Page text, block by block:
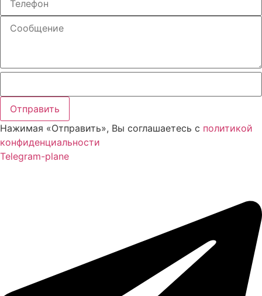
Нажимая «Отправить», Вы соглашаетесь с политикой
конфиденциальности
Telegram-plane